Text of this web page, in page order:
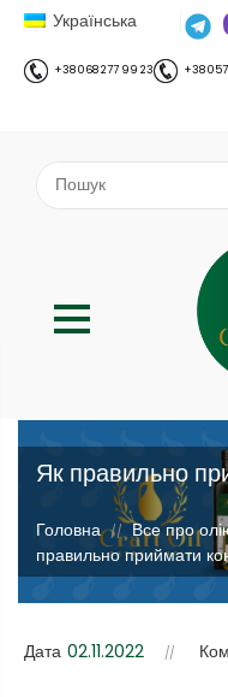
Українська
+38 068 277 99 23 +38
Як правильно
;
Головна // Все про
правильно приймати
Дата 02.11.2022